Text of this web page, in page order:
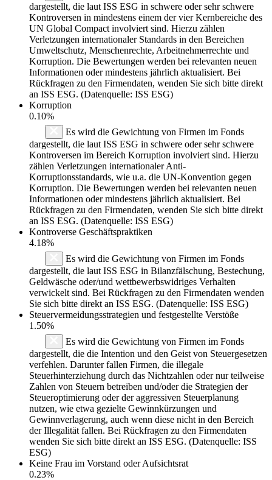
dargestellt, die laut ISS ESG in schwere oder sehr schwere
Kontroversen in mindestens einem der vier Kernbereiche des
UN Global Compact involviert sind. Hierzu zählen
Verletzungen internationaler Standards in den Bereichen
Umweltschutz, Menschenrechte, Arbeitnehmerrechte und
Korruption. Die Bewertungen werden bei relevanten neuen
Informationen oder mindestens jährlich aktualisiert. Bei
Rückfragen zu den Firmendaten, wenden Sie sich bitte direkt
an ISS ESG. (Datenquelle: ISS ESG)
Korruption
0.10%
Es wird die Gewichtung von Firmen im Fonds
dargestellt, die laut ISS ESG in schwere oder sehr schwere
Kontroversen im Bereich Korruption involviert sind. Hierzu
zählen Verletzungen internationaler Anti-
Korruptionsstandards, wie u.a. die UN-Konvention gegen
Korruption. Die Bewertungen werden bei relevanten neuen
Informationen oder mindestens jährlich aktualisiert. Bei
Rückfragen zu den Firmendaten, wenden Sie sich bitte direkt
an ISS ESG. (Datenquelle: ISS ESG)
Kontroverse Geschäftspraktiken
4.18%
Es wird die Gewichtung von Firmen im Fonds
dargestellt, die laut ISS ESG in Bilanzfälschung, Bestechung,
Geldwäsche oder/und wettbewerbswidriges Verhalten
verwickelt sind. Bei Rückfragen zu den Firmendaten wenden
Sie sich bitte direkt an ISS ESG. (Datenquelle: ISS ESG)
Steuervermeidungsstrategien und festgestellte Verstöße
1.50%
Es wird die Gewichtung von Firmen im Fonds
dargestellt, die die Intention und den Geist von Steuergesetzen
verfehlen. Darunter fallen Firmen, die illegale
Steuerhinterziehung durch das Nichtzahlen oder nur teilweise
Zahlen von Steuern betreiben und/oder die Strategien der
Steueroptimierung oder der aggressiven Steuerplanung
nutzen, wie etwa gezielte Gewinnkürzungen und
Gewinnverlagerung, auch wenn diese nicht in den Bereich
der Illegalität fallen. Bei Rückfragen zu den Firmendaten
wenden Sie sich bitte direkt an ISS ESG. (Datenquelle: ISS
ESG)
Keine Frau im Vorstand oder Aufsichtsrat
0.23%